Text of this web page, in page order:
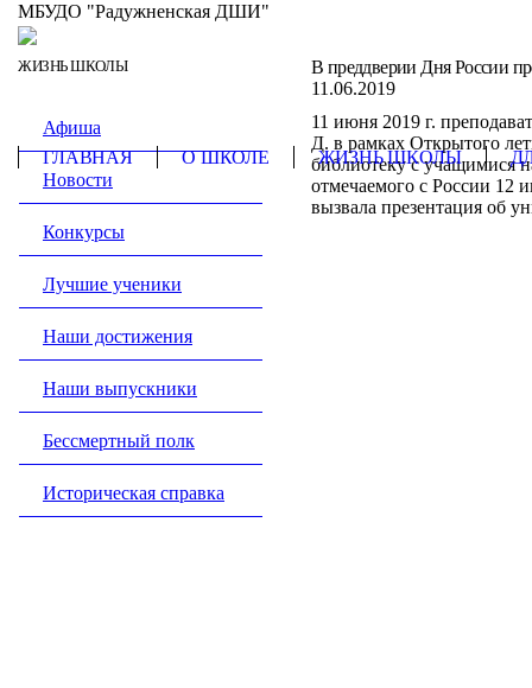
МБУДО "Радужненская ДШИ"
ГЛАВНАЯ О ШКОЛЕ ЖИЗНЬ ШКОЛЫ
В преддверии Дня России
11.06.2019
11 июня 2019 г.
Д. в рамках Открытого
библиотеку с учащимися
отмечаемого с России 12
вызвала презентация об
ЖИЗНЬ ШКОЛЫ
Афиша
Новости
Конкурсы
Лучшие ученики
Наши достижения
Наши выпускники
Бессмертный полк
Историческая справка